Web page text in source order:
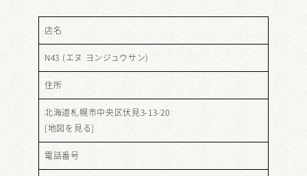
店名
N43 (エヌ ヨンジュウサン)
住所
北海道札幌市中央区伏見3-13-20
[地図を見る]
電話番号